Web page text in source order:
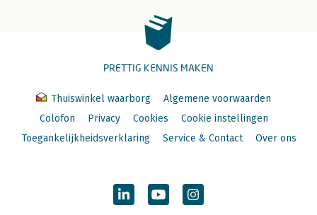
PRETTIG KENNIS MAKEN
Thuiswinkel waarborg
Algemene voorwaarden
Colofon
Privacy Cookies
Cookie instellingen
Toegankelijkheidsverklaring
Service & Contact Over ons